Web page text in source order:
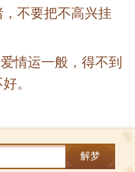
不要把不高兴挂
情运一般，得不到
。
解梦